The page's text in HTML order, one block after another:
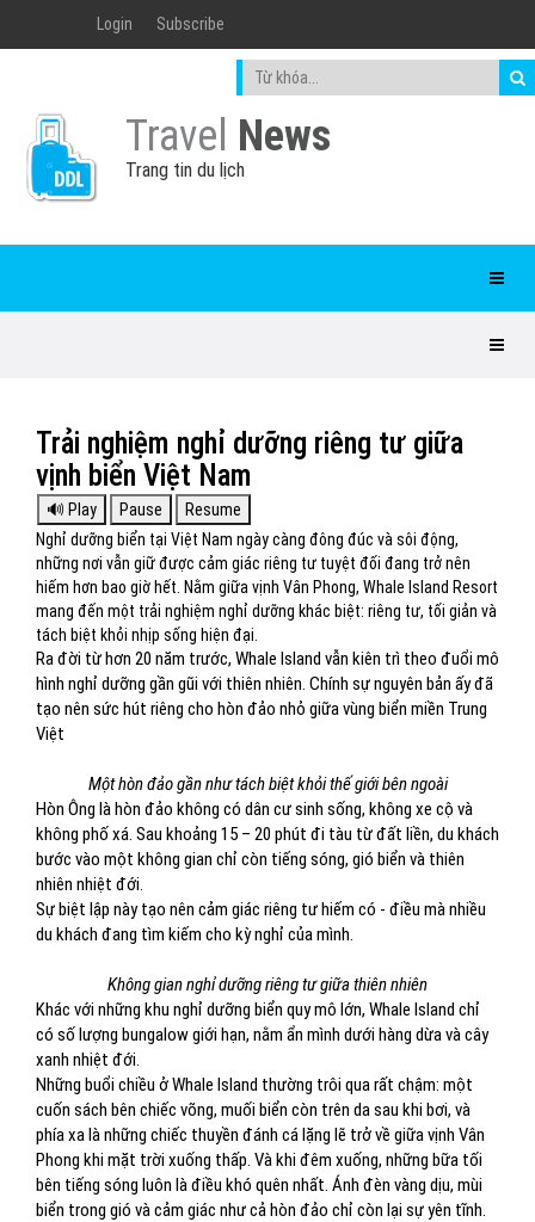
Login Subscribe
Travel News
Trang tin du lịch
Trải nghiệm nghỉ dưỡng riêng tư giữa
vịnh biển Việt Nam
Nghỉ dưỡng biển tại Việt Nam ngày càng đông đúc và sôi động,
những nơi vẫn giữ được cảm giác riêng tư tuyệt đối đang trở nên
hiếm hơn bao giờ hết. Nằm giữa vịnh Vân Phong, Whale Island Resort
mang đến một trải nghiệm nghỉ dưỡng khác biệt: riêng tư, tối giản và
tách biệt khỏi nhịp sống hiện đại.
Ra đời từ hơn 20 năm trước, Whale Island vẫn kiên trì theo đuổi mô
hình nghỉ dưỡng gần gũi với thiên nhiên. Chính sự nguyên bản ấy đã
tạo nên sức hút riêng cho hòn đảo nhỏ giữa vùng biển miền Trung
Việt
Một hòn đảo gần như tách biệt khỏi thế giới bên ngoài
Hòn Ông là hòn đảo không có dân cư sinh sống, không xe cộ và
không phố xá. Sau khoảng 15 – 20 phút đi tàu từ đất liền, du khách
bước vào một không gian chỉ còn tiếng sóng, gió biển và thiên
nhiên nhiệt đới.
Sự biệt lập này tạo nên cảm giác riêng tư hiếm có - điều mà nhiều
du khách đang tìm kiếm cho kỳ nghỉ của mình.
Không gian nghỉ dưỡng riêng tư giữa thiên nhiên
Khác với những khu nghỉ dưỡng biển quy mô lớn, Whale Island chỉ
có số lượng bungalow giới hạn, nằm ẩn mình dưới hàng dừa và cây
xanh nhiệt đới.
Những buổi chiều ở Whale Island thường trôi qua rất chậm: một
cuốn sách bên chiếc võng, muối biển còn trên da sau khi bơi, và
phía xa là những chiếc thuyền đánh cá lặng lẽ trở về giữa vịnh Vân
Phong khi mặt trời xuống thấp. Và khi đêm xuống, những bữa tối
bên tiếng sóng luôn là điều khó quên nhất. Ánh đèn vàng dịu, mùi
biển trong gió và cảm giác như cả hòn đảo chỉ còn lại sự yên tĩnh.